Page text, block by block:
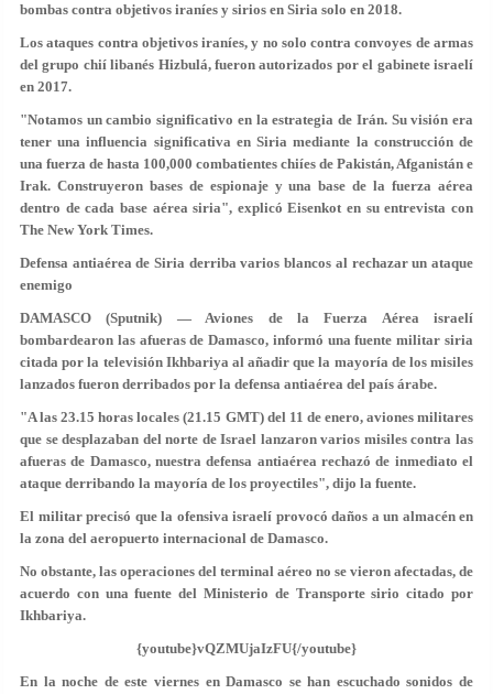
bombas contra objetivos iraníes y sirios en Siria solo en 2018.
Los ataques contra objetivos iraníes, y no solo contra convoyes de armas
del grupo chií libanés Hizbulá, fueron autorizados por el gabinete israelí
en 2017.
"Notamos un cambio significativo en la estrategia de Irán. Su visión era
tener una influencia significativa en Siria mediante la construcción de
una fuerza de hasta 100,000 combatientes chiíes de Pakistán, Afganistán e
Irak. Construyeron bases de espionaje y una base de la fuerza aérea
dentro de cada base aérea siria", explicó Eisenkot en su entrevista con
The New York Times.
Defensa antiaérea de Siria derriba varios blancos al rechazar un ataque
enemigo
DAMASCO (Sputnik) — Aviones de la Fuerza Aérea israelí
bombardearon las afueras de Damasco, informó una fuente militar siria
citada por la televisión Ikhbariya al añadir que la mayoría de los misiles
lanzados fueron derribados por la defensa antiaérea del país árabe.
"A las 23.15 horas locales (21.15 GMT) del 11 de enero, aviones militares
que se desplazaban del norte de Israel lanzaron varios misiles contra las
afueras de Damasco, nuestra defensa antiaérea rechazó de inmediato el
ataque derribando la mayoría de los proyectiles", dijo la fuente.
El militar precisó que la ofensiva israelí provocó daños a un almacén en
la zona del aeropuerto internacional de Damasco.
No obstante, las operaciones del terminal aéreo no se vieron afectadas, de
acuerdo con una fuente del Ministerio de Transporte sirio citado por
Ikhbariya.
{youtube}vQZMUjaIzFU{/youtube}
En la noche de este viernes en Damasco se han escuchado sonidos de